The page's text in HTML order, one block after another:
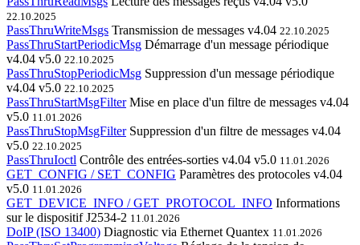
22.10.2025
PassThruWriteMsgs Transmission de messages v4.04 22.10.2025
PassThruStartPeriodicMsg Démarrage d'un message périodique
v4.04 v5.0 22.10.2025
PassThruStopPeriodicMsg Suppression d'un message périodique
v4.04 v5.0 22.10.2025
PassThruStartMsgFilterMise en place d'un filtre de messages v4.04
v5.0 11.01.2026
PassThruStopMsgFilterSuppression d'un filtre de messages v4.04
v5.0 22.10.2025
PassThruIoctl Contrôle des entrées-sorties v4.04 v5.0 11.01.2026
GET_CONFIG / SET_CONFIG Paramètres des protocoles v4.04
v5.0 11.01.2026
GET_DEVICE_INFO / GET_PROTOCOL_INFO Informations
sur le dispositifJ2534-2 11.01.2026
DoIP (ISO 13400) Diagnostic via Ethernet Quantex 11.01.2026